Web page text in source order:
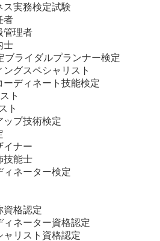
ス実務検定試験
者
管理者
士
ブライダルプランナー検定
グスペシャリスト
ーディネート技能検定
ト
ト
ップ技術検定
イナー
技能士
ィネーター検定
資格認定
ィネーター資格認定
ャリスト資格認定